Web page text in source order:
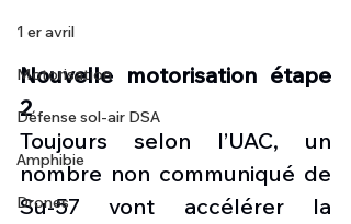
1 er avril
Motorisation
Défense sol-air DSA
Amphibie
Drones
Nouvelle motorisation étape
2
Toujours selon l’UAC, un
nombre non communiqué de
Su-57 vont accélérer la